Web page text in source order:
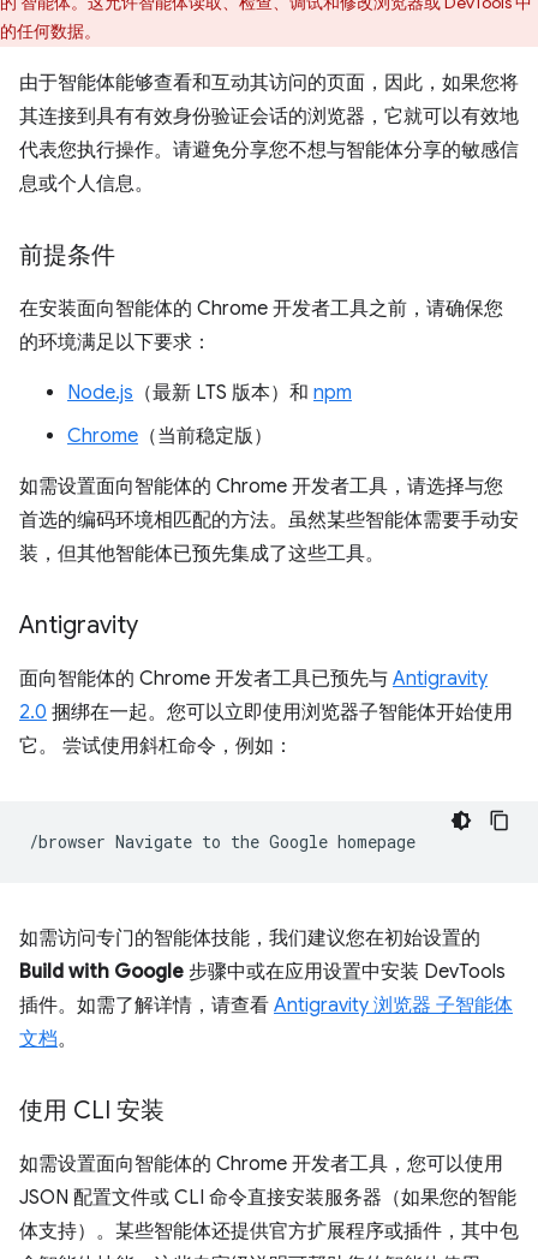
的任何数据。
由于智能体能够查看和互动其访问的页面，因此，如果您将
其连接到具有有效身份验证会话的浏览器，它就可以有效地
代表您执行操作。请避免分享您不想与智能体分享的敏感信
息或个人信息。
前提条件
在安装面向智能体的 Chrome 开发者工具之前，请确保您
的环境满足以下要求：
Node.js （最新 LTS 版本）和 npm
Chrome （当前稳定版）
如需设置面向智能体的 Chrome 开发者工具，请选择与您
首选的编码环境相匹配的方法。虽然某些智能体需要手动安
装，但其他智能体已预先集成了这些工具。
Antigravity
面向智能体的 Chrome 开发者工具已预先与 Antigravity
2.0 捆绑在一起。您可以立即使用浏览器子智能体开始使用
它。 尝试使用斜杠命令，例如：
/browser Navigate to the Google
如需访问专门的智能体技能，我们建议您在初始设置的
Build with Google 步骤中或在应用设置中安装 DevTools
插件。如需了解详情，请查看 Antigravity 浏览器 子智能体
文档。
使用 CLI 安装
如需设置面向智能体的 Chrome 开发者工具，您可以使用
JSON 配置文件或 CLI 命令直接安装服务器（如果您的智能
体支持）。某些智能体还提供官方扩展程序或插件，其中包